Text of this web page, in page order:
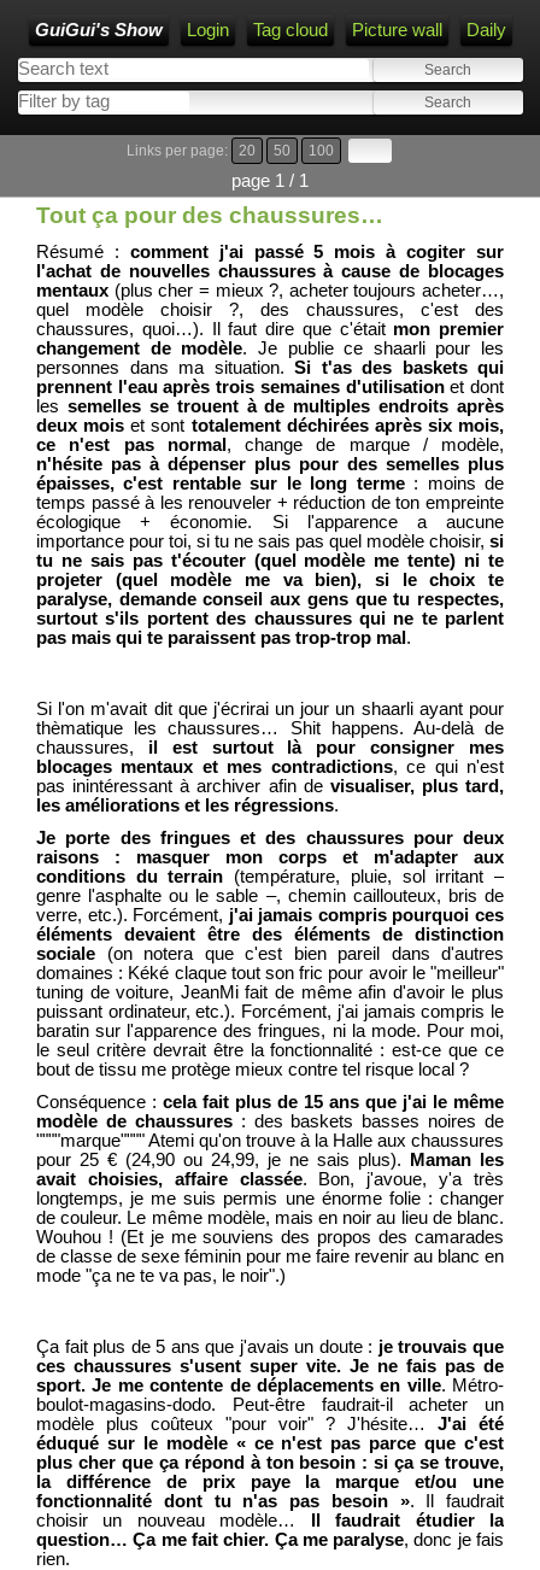
GuiGui's Show Login Tag cloud Picture wall Daily
Links per page: 20 50 100
page 1 / 1
Tout ça pour des chaussures…
Résumé : comment j'ai passé 5 mois à cogiter sur
l'achat de nouvelles chaussures à cause de blocages
mentaux (plus cher = mieux ?, acheter toujours acheter…,
quel modèle choisir ?, des chaussures, c'est des
chaussures, quoi…). Il faut dire que c'était mon premier
changement de modèle. Je publie ce shaarli pour les
personnes dans ma situation. Si t'as des baskets qui
prennent l'eau après trois semaines d'utilisationet dont
les semelles se trouent à de multiples endroits après
deux mois et sont totalement déchirées après six mois,
ce n'est pas normal , change de marque / modèle,
n'hésite pas à dépenser plus pour des semelles plus
épaisses, c'est rentable sur le long terme: moins de
temps passé à les renouveler + réduction de ton empreinte
écologique + économie. Si l'apparence a aucune
importance pour toi, si tu ne sais pas quel modèle choisir, si
tu ne sais pas t'écouter (quel modèle me tente) ni te
projeter (quel modèle me va bien), si le choix te
paralyse, demande conseil aux gens que tu respectes,
surtout s'ils portent des chaussures qui ne te parlent
pas mais qui te paraissent pas trop-trop mal .
Si l'on m'avait dit que j'écrirai un jour un shaarli ayant pour
thèmatique les chaussures… Shit happens. Au-delà de
chaussures, il est surtout là pour consigner mes
blocages mentaux et mes contradictions, ce qui n'est
pas inintéressant à archiver afin de visualiser, plus tard,
les améliorations et les régressions.
Je porte des fringues et des chaussures pour deux
raisons : masquer mon corps et m'adapter aux
conditions du terrain (température, pluie, sol irritant ‒
genre l'asphalte ou le sable ‒, chemin caillouteux, bris de
verre, etc.). Forcément, j'ai jamais compris pourquoi ces
éléments devaient être des éléments de distinction
sociale (on notera que c'est bien pareil dans d'autres
domaines : Kéké claque tout son fric pour avoir le "meilleur"
tuning de voiture, JeanMi fait de même afin d'avoir le plus
puissant ordinateur, etc.). Forcément, j'ai jamais compris le
baratin sur l'apparence des fringues, ni la mode. Pour moi,
le seul critère devrait être la fonctionnalité : est-ce que ce
bout de tissu me protège mieux contre tel risque local ?
Conséquence : cela fait plus de 15 ans que j'ai le même
modèle de chaussures: des baskets basses noires de
""""marque"""" Atemi qu'on trouve à la Halle aux chaussures
pour 25 € (24,90 ou 24,99, je ne sais plus).
Maman les
avait choisies, affaire classée. Bon, j'avoue, y'a très
longtemps, je me suis permis une énorme folie : changer
de couleur. Le même modèle, mais en noir au lieu de blanc.
Wouhou ! (Et je me souviens des propos des camarades
de classe de sexe féminin pour me faire revenir au blanc en
mode "ça ne te va pas, le noir".)
Ça fait plus de 5 ans que j'avais un doute : je trouvais que
ces chaussures s'usent super vite. Je ne fais pas de
sport. Je me contente de déplacements en ville. Métro-
boulot-magasins-dodo. Peut-être faudrait-il acheter un
modèle plus coûteux "pour voir" ? J'hésite… J'ai été
éduqué sur le modèle « ce n'est pas parce que c'est
plus cher que ça répond à ton besoin : si ça se trouve,
la différence de prix paye la marque et/ou une
fonctionnalité dont tu n'as pas besoin ». Il faudrait
choisir un nouveau modèle…
Il faudrait étudier la
question… Ça me fait chier. Ça me paralyse, donc je fais
rien.